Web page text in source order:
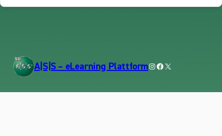
A|S|S – eLearning PlattformInstagram
Facebook
X